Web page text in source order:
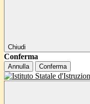
Chiudi
Conferma
Annulla Conferma